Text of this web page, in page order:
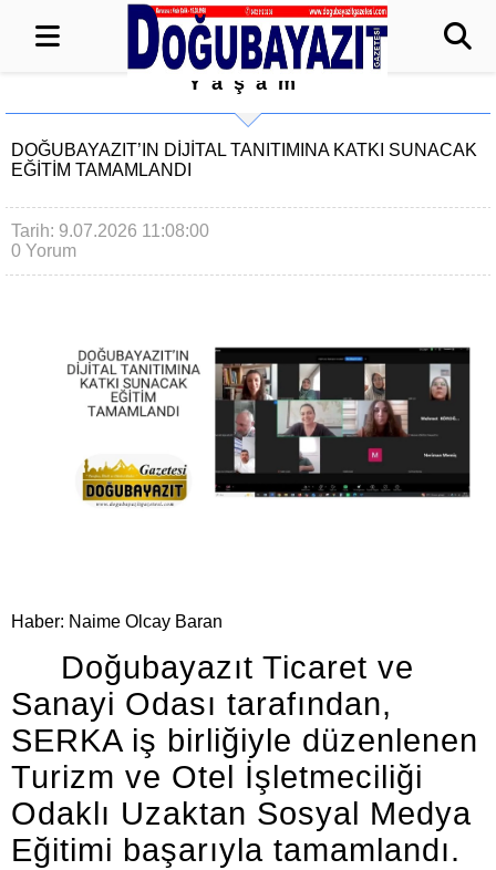
Yaşam
DOĞUBAYAZIT’IN DİJİTAL TANITIMINA KATKI SUNACAK
EĞİTİM TAMAMLANDI
Tarih: 9.07.2026 11:08:00
0 Yorum
Haber: Naime Olcay Baran
Doğubayazıt Ticaret ve
Sanayi Odası tarafından,
SERKA iş birliğiyle düzenlenen
Turizm ve Otel İşletmeciliği
Odaklı Uzaktan Sosyal Medya
Eğitimi başarıyla tamamlandı.